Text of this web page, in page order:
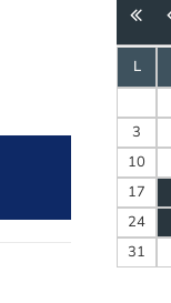
L
3
10
17
24
31